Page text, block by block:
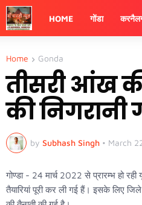
HOME गोंडा
Home Gonda
तीसरी आंख की
की
by Subhash Singh • March
गोण्डा - 24 मार्च 2022 से प्रारम्भ हो रही
तैयारियां पूरी कर ली गई हैं। इसके लिए